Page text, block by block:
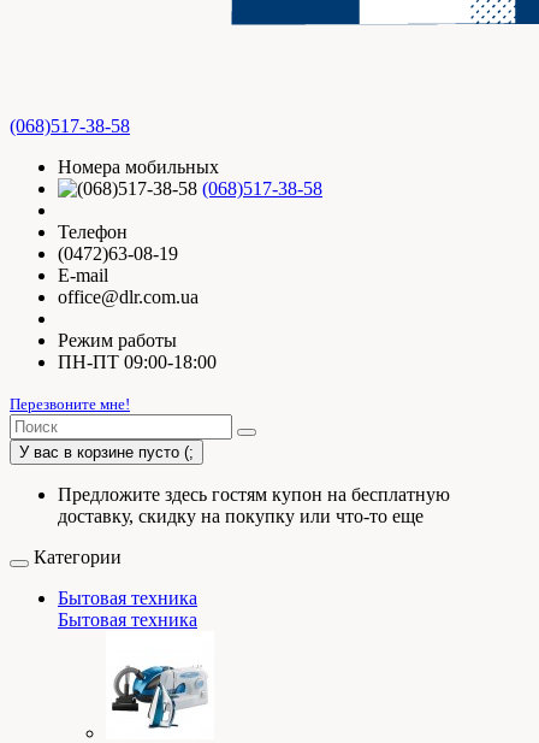
(068)517-38-58
Номера мобильных
(068)517-38-58
Телефон
(0472)63-08-19
E-mail
office@dlr.com.ua
Режим работы
ПН-ПТ 09:00-18:00
Перезвоните мне!
У вас в корзине пусто (;
Предложите здесь гостям купон на бесплатную
доставку, скидку на покупку или что-то еще
Категории
Бытовая техника
Бытовая техника